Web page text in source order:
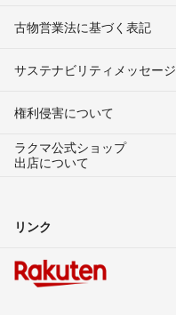
古物営業法に基づく表記
サステナビリティメッセージ
権利侵害について
ラクマ公式ショップ
出店について
リンク